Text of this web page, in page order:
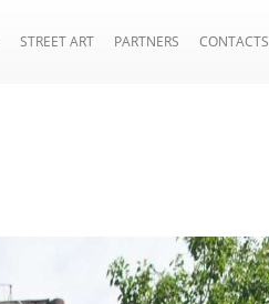
STREET ART PARTNERS CONTACTS